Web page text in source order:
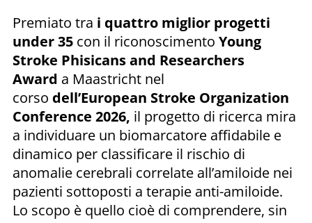
Premiato tra i quattro miglior progetti
under 35 con il riconoscimento Young
Stroke Phisicans and Researchers
Award a Maastricht nel
corso dell’European Stroke Organization
Conference 2026, il progetto di ricerca mira
a individuare un biomarcatore affidabile e
dinamico per classificare il rischio di
anomalie cerebrali correlate all’amiloide nei
pazienti sottoposti a terapie anti-amiloide.
Lo scopo è quello cioè di comprendere, sin